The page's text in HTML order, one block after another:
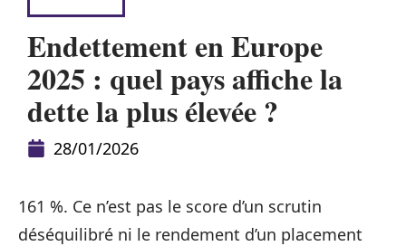
Endettement en Europe
2025 : quel pays affiche la
dette la plus élevée ?
28/01/2026
161 %. Ce n’est pas le score d’un scrutin
déséquilibré ni le rendement d’un placement